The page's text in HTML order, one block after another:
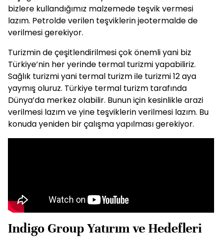
bizlere kullandığımız malzemede teşvik vermesi
lazım. Petrolde verilen teşviklerin jeotermalde de
verilmesi gerekiyor.
Turizmin de çeşitlendirilmesi çok önemli yani biz
Türkiye’nin her yerinde termal turizmi yapabiliriz.
Sağlık turizmi yani termal turizm ile turizmi 12 aya
yaymış oluruz. Türkiye termal turizm tarafında
Dünya’da merkez olabilir. Bunun için kesinlikle arazi
verilmesi lazım ve yine teşviklerin verilmesi lazım. Bu
konuda yeniden bir çalışma yapılması gerekiyor.
Indigo Group Yatırım ve Hedefleri